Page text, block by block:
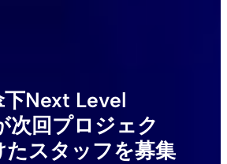
Next Level
次回プロジェク
たスタッフを募集